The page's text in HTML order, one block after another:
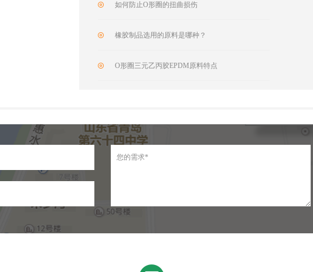
如何防止O形圈的扭曲损伤
橡胶制品选用的原料是哪种？
O形圈三元乙丙胶EPDM原料特点